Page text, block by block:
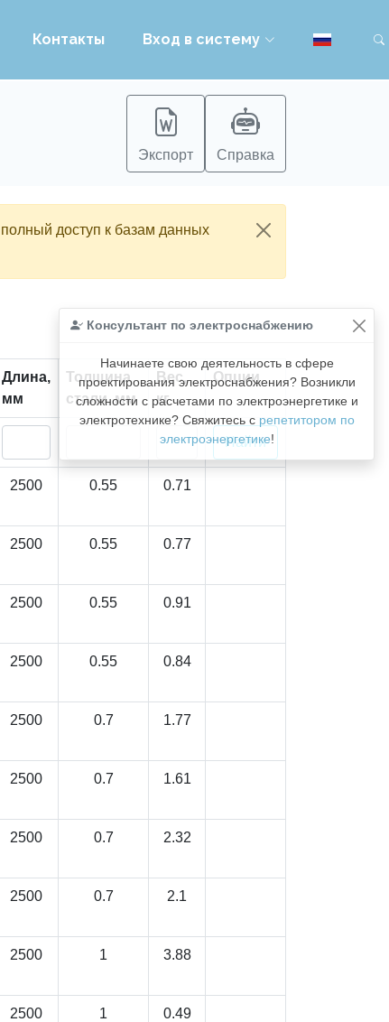
Контакты Вход в систему
Экспорт Справка
доступ к базам данных
Консультант по электроснабжению
Начинаете свою деятельность в сфере
проектирования электроснабжения? Возникли
сложности с расчетами по электроэнергетике и
электротехнике? Свяжитесь с репетитором по
электроэнергетике!
Длина,
мм
Толщина
стали, мм
Вес,
кг
Опции
2500 0.55 0.71
2500 0.55 0.77
2500 0.55 0.91
2500 0.55 0.84
2500 0.7 1.77
2500 0.7 1.61
2500 0.7 2.32
2500 0.7 2.1
2500 1 3.88
2500 1 0.49